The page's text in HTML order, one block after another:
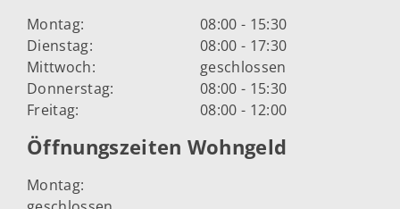
Montag:
08:00 - 15:30
Dienstag:
08:00 - 17:30
Mittwoch:
geschlossen
Donnerstag:
08:00 - 15:30
Freitag:
08:00 - 12:00
Öffnungszeiten Wohngeld
Montag: